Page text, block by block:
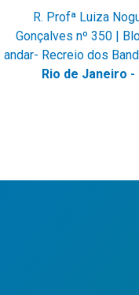
R. Profª Luiza
Gonçalves nº 350 |
andar- Recreio dos
Rio de Janeiro -